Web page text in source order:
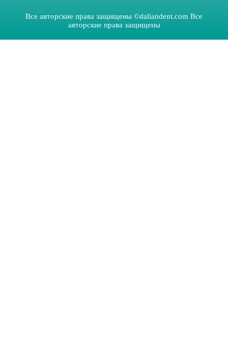
Все авторские права защищены ©daliandent.com Все
авторские права защищены